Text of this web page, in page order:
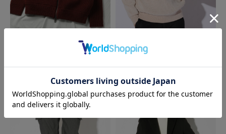
畦編みドライバーズニット/ジップア
ップニット
UNION STATION
￥4,500